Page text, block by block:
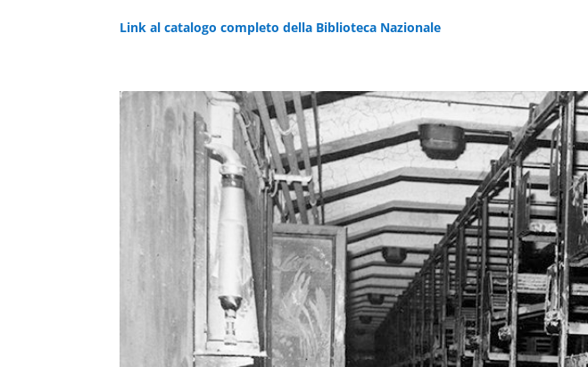
Link al catalogo completo della Biblioteca Nazionale